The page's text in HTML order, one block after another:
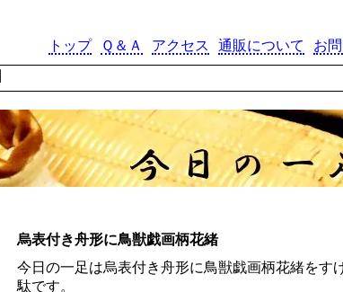
トップ Ｑ＆Ａ アクセス 通販について
お
烏表付き舟形に鳥獣戯画柄花緒
今日の一足は烏表付き舟形に鳥獣戯画柄花緒をす
駄です。